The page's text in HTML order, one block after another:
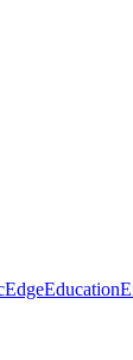
EdgeEducation